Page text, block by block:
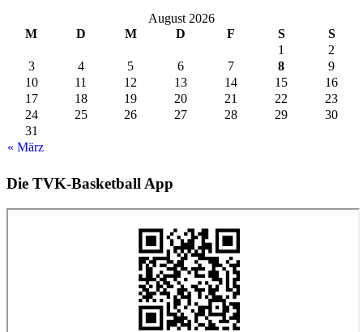
August 2026
M
D M D F S S
« März
1
2
3
4 5 6 7 8
9
10
11 12 13 14 15
16
17
18 19 20 21 22
23
24
25 26 27 28 29
30
31
Die TVK-Basketball App